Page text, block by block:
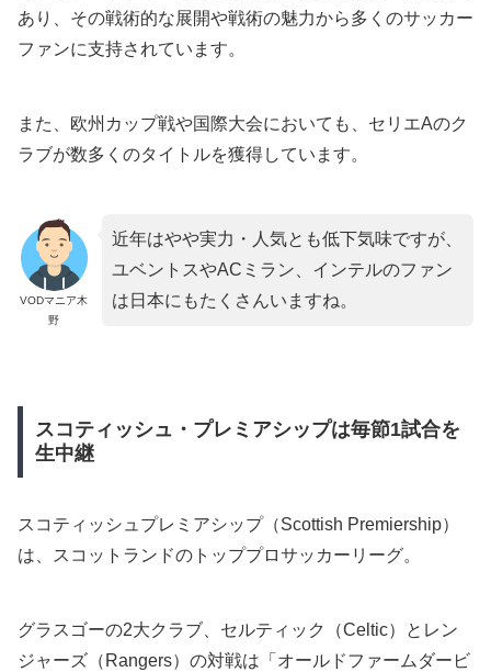
あり、その戦術的な展開や戦術の魅力から多くのサッカー
ファンに支持されています。
また、欧州カップ戦や国際大会においても、セリエAのク
ラブが数多くのタイトルを獲得しています。
VODマニア木
野
近年はやや実力・人気とも低下気味ですが、
ユベントスやACミラン、インテルのファン
は日本にもたくさんいますね。
スコティッシュ・プレミアシップは毎節1試合を
生中継
スコティッシュプレミアシップ（Scottish Premiership）
は、スコットランドのトッププロサッカーリーグ。
グラスゴーの2大クラブ、セルティック（Celtic）とレン
ジャーズ（Rangers）の対戦は「オールドファームダービ